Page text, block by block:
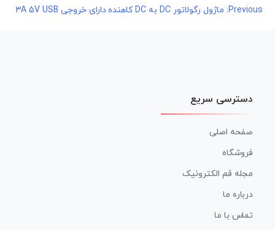
راهبری
Previous: ماژول رگولاتور DC به DC کاهنده دارای خروجی 3A 5V USB
دسترسی سریع
صفحه اصلی
فروشگاه
مجله قم الکترونیک
درباره ما
تماس با ما